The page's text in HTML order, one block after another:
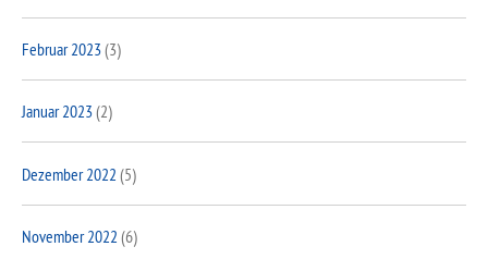
Februar 2023(3)
Januar 2023(2)
Dezember 2022 (5)
November 2022 (6)